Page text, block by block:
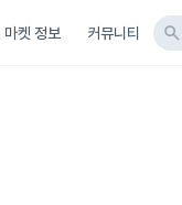
마켓 정보 커뮤니티 search